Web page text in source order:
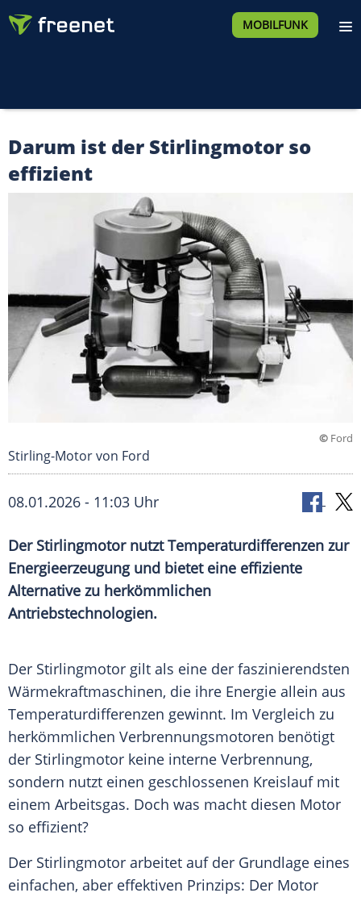
MOBILFUNK
Darum ist der Stirlingmotor so
effizient
© Ford
Stirling-Motor von Ford
08.01.2026 - 11:03 Uhr
Der Stirlingmotor nutzt Temperaturdifferenzen zur
Energieerzeugung und bietet eine effiziente
Alternative zu herkömmlichen
Antriebstechnologien.
Der Stirlingmotor gilt als eine der faszinierendsten
Wärmekraftmaschinen, die ihre Energie allein aus
Temperaturdifferenzen gewinnt. Im Vergleich zu
herkömmlichen Verbrennungsmotoren benötigt
der Stirlingmotor keine interne Verbrennung,
sondern nutzt einen geschlossenen Kreislauf mit
einem Arbeitsgas. Doch was macht diesen Motor
so effizient?
Der Stirlingmotor arbeitet auf der Grundlage eines
einfachen, aber effektiven Prinzips: Der Motor